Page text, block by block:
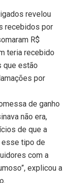
revelou
recebidos por
R$
teria recebido
que estão
por
de ganho
não era,
de que a
esse tipo de
com a
explicou a